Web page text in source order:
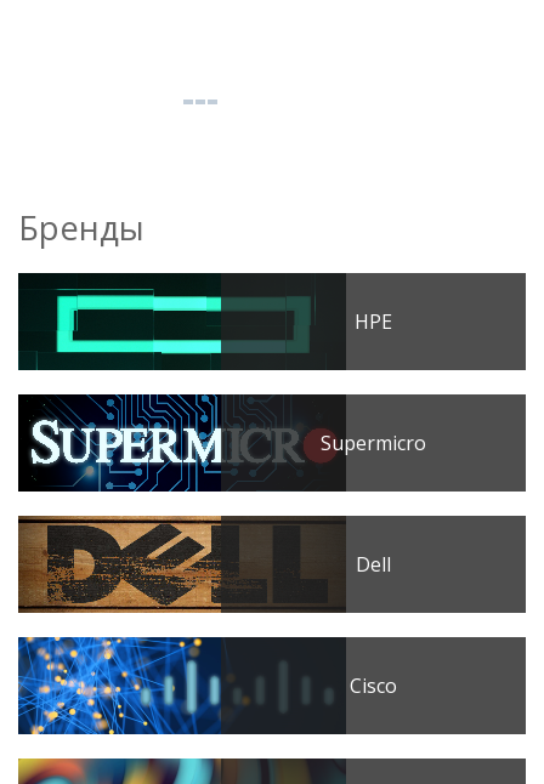
Бренды
HPE
Supermicro
Dell
Cisco